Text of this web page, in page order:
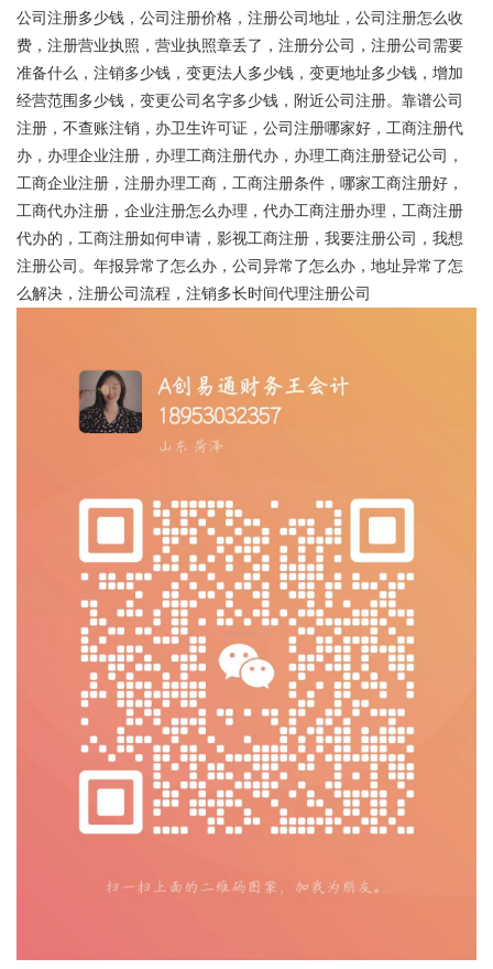
公司注册多少钱，公司注册价格，注册公司地址，公司注册怎么收
费，注册营业执照，营业执照章丢了，注册分公司，注册公司需要
准备什么，注销多少钱，变更法人多少钱，变更地址多少钱，增加
经营范围多少钱，变更公司名字多少钱，附近公司注册。靠谱公司
注册，不查账注销，办卫生许可证，公司注册哪家好，工商注册代
办，办理企业注册，办理工商注册代办，办理工商注册登记公司，
工商企业注册，注册办理工商，工商注册条件，哪家工商注册好，
工商代办注册，企业注册怎么办理，代办工商注册办理，工商注册
代办的，工商注册如何申请，影视工商注册，我要注册公司，我想
注册公司。年报异常了怎么办，公司异常了怎么办，地址异常了怎
么解决，注册公司流程，注销多长时间代理注册公司